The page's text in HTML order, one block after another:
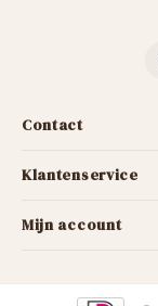
Contact
Klantenservice
Mijn account